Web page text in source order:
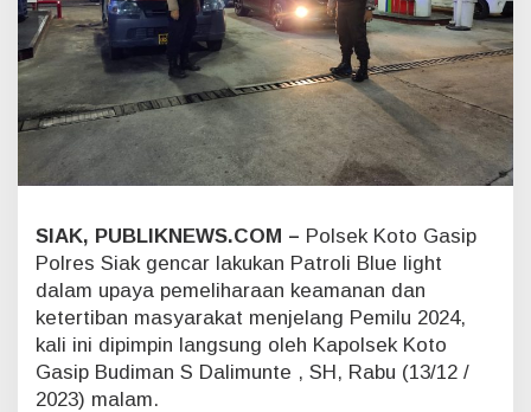
n
a
,
P
s
e
K
o
G
a
s
i
SIAK, PUBLIKNEWS.COM – Polsek Koto Gasip
Polres Siak gencar lakukan Patroli Blue light
dalam upaya pemeliharaan keamanan dan
ketertiban masyarakat menjelang Pemilu 2024,
kali ini dipimpin langsung oleh Kapolsek Koto
Gasip Budiman S Dalimunte , SH, Rabu (13/12 /
2023) malam.